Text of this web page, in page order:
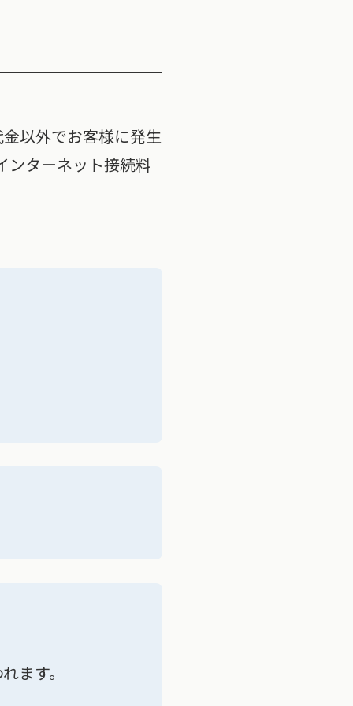
以外でお客様に発生
ンターネット接続料
ます。